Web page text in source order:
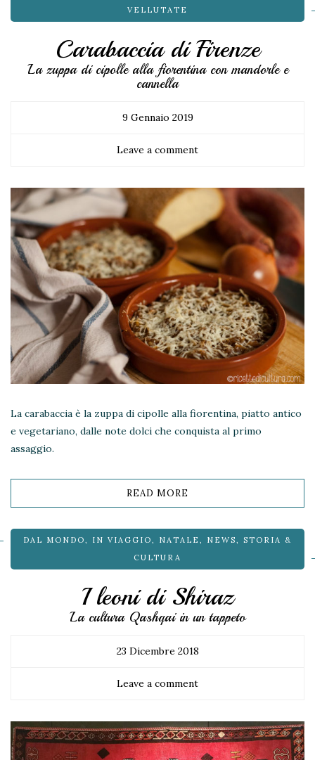
VELLUTATE
Carabaccia di Firenze
La zuppa di cipolle alla fiorentina con mandorle e
cannella
9 Gennaio 2019
Leave a comment
La carabaccia è la zuppa di cipolle alla fiorentina, piatto antico
e vegetariano, dalle note dolci che conquista al primo
assaggio.
READ MORE
DAL MONDO, IN VIAGGIO, NATALE , NEWS, STORIA &
CULTURA
I leoni di Shiraz
La cultura Qashqai in un tappeto
23 Dicembre 2018
Leave a comment